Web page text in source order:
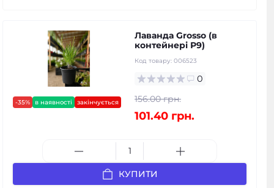
-35% в наявності закінчується
Лаванда Grosso (в
контейнері Р9)
Код товару: 006523
0
156.00 грн.
101.40 грн.
КУПИТИ